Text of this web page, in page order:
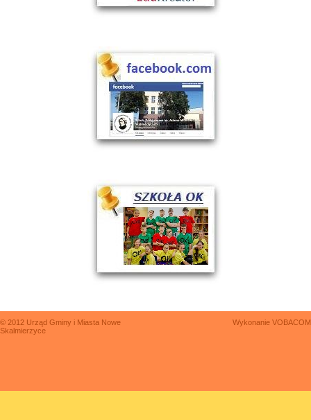
© 2012 Urząd Gminy i Miasta Nowe
Skalmierzyce
Wykonanie VOBACOM